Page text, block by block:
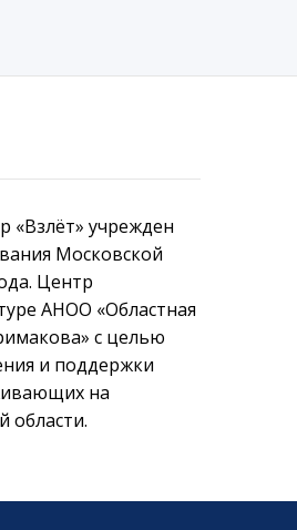
«Взлёт» учрежден
Московской
Центр
АНОО «Областная
с целью
и поддержки
на
области.